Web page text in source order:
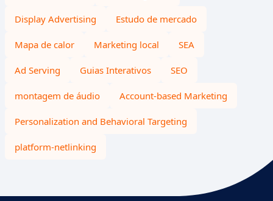
Display Advertising Estudo de mercado
Mapa de calor Marketing local SEA
Ad Serving Guias Interativos SEO
montagem de áudio Account-based Marketing
Personalization and Behavioral Targeting
platform-netlinking